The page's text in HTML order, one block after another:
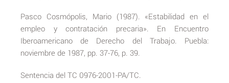
Pasco Cosmópolis, Mario (1987). «Estabilidad en el
empleo y contratación precaria». En Encuentro
Iberoamericano de Derecho del Trabajo. Puebla:
noviembre de 1987, pp. 37-76, p. 39.
Sentencia del TC 0976-2001-PA/TC.